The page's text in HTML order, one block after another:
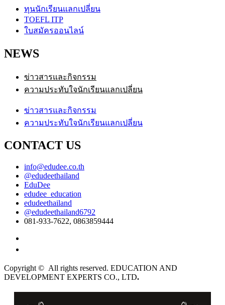
ทุนนักเรียนแลกเปลี่ยน
TOEFL ITP
ใบสมัครออนไลน์
NEWS
ข่าวสารและกิจกรรม
ความประทับใจนักเรียนแลกเปลี่ยน
ข่าวสารและกิจกรรม
ความประทับใจนักเรียนแลกเปลี่ยน
CONTACT US
info@edudee.co.th
@edudeethailand
EduDee
edudee_education
edudeethailand
@edudeethailand6792
081-933-7622, 0863859444
Copyright © All rights reserved. EDUCATION AND
DEVELOPMENT EXPERTS CO., LTD.